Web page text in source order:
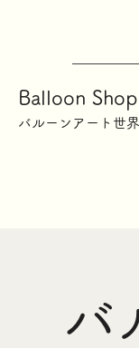
Balloon
バルーンアート世
バ